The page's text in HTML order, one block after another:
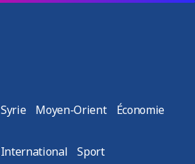
Syrie Moyen-Orient Économie
International Sport